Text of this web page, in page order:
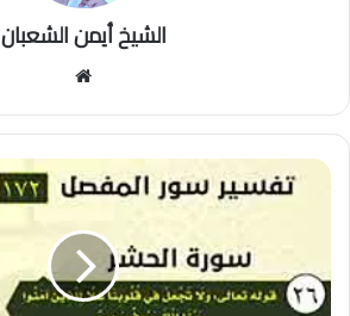
الشيخ أيمن الشعبان
تجعل
في